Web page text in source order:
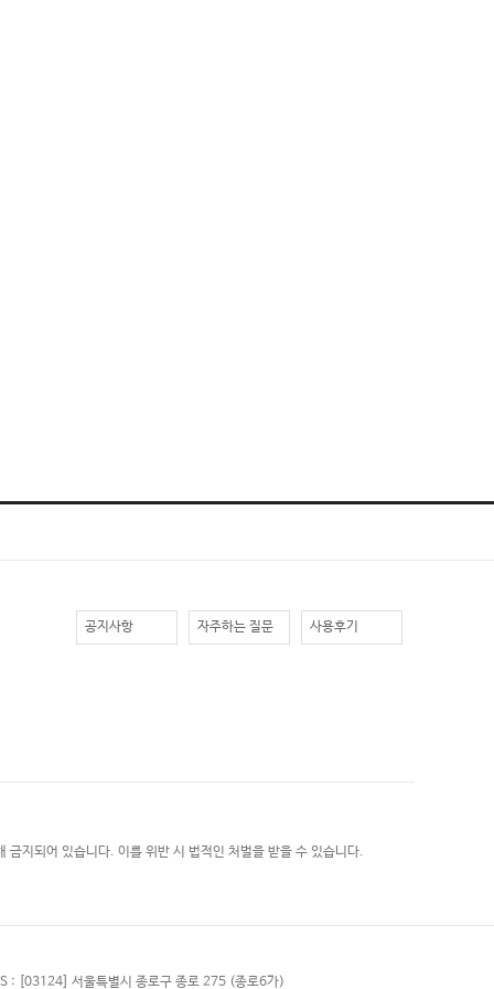
공지사항 자주하는 질문 사용후기
지되어 있습니다. 이를 위반 시 법적인 처벌을 받을 수 있습니다.
: [03124] 서울특별시 종로구 종로 275 (종로6가)